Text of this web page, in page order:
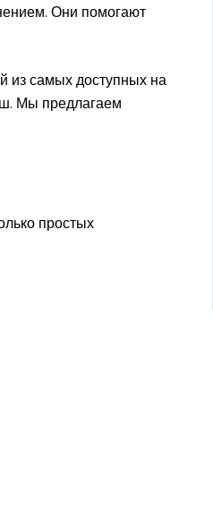
Они помогают
из самых доступных на
Мы предлагаем
простых